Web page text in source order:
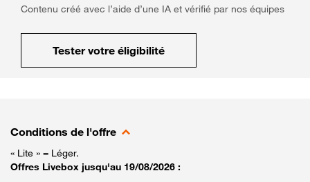
Contenu créé avec l’aide d’une IA et vérifié par nos équipes
Tester votre éligibilité
Conditions de l'offre
« Lite » = Léger.
Offres Livebox jusqu'au 19/08/2026 :